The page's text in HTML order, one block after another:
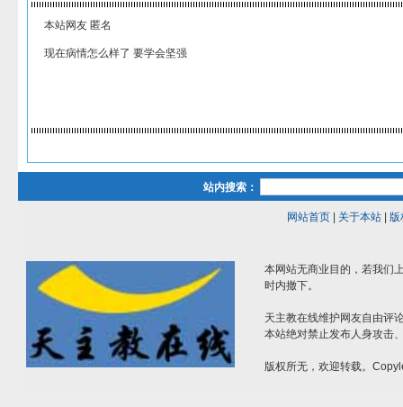
本站网友 匿名
现在病情怎么样了 要学会坚强
站内搜索：
网站首页| 关于本站| 版
本网站无商业目的，若我们
时内撤下。
天主教在线维护网友自由评
本站绝对禁止发布人身攻击
版权所无，欢迎转载。